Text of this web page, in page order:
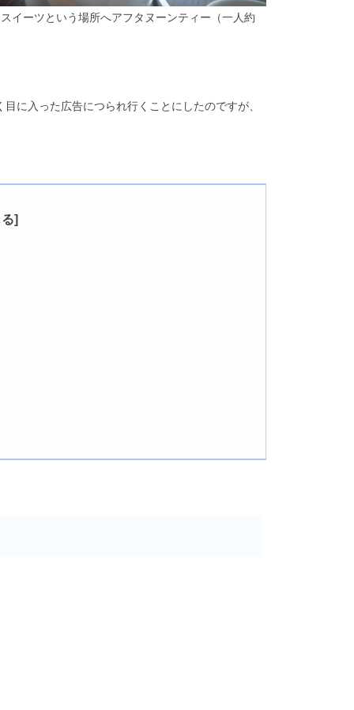
イーツという場所へアフタヌーンティー（一人約
に入った広告につられ行くことにしたのですが、